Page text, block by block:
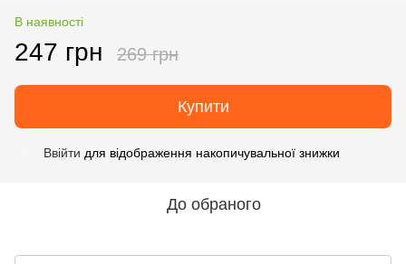
В наявності
247 грн 269 грн
Купити
Ввійти для відображення накопичувальної знижки
До обраного